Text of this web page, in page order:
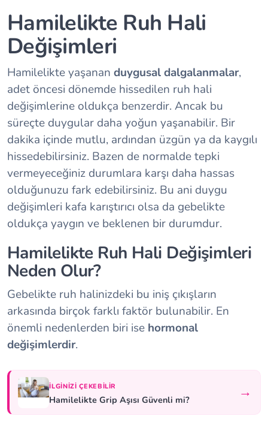
Hamilelikte Ruh Hali
Değişimleri
Hamilelikte yaşanan duygusal dalgalanmalar,
adet öncesi dönemde hissedilen ruh hali
değişimlerine oldukça benzerdir. Ancak bu
süreçte duygular daha yoğun yaşanabilir. Bir
dakika içinde mutlu, ardından üzgün ya da kaygılı
hissedebilirsiniz. Bazen de normalde tepki
vermeyeceğiniz durumlara karşı daha hassas
olduğunuzu fark edebilirsiniz. Bu ani duygu
değişimleri kafa karıştırıcı olsa da gebelikte
oldukça yaygın ve beklenen bir durumdur.
Hamilelikte Ruh Hali Değişimleri
Neden Olur?
Gebelikte ruh halinizdeki bu iniş çıkışların
arkasında birçok farklı faktör bulunabilir. En
önemli nedenlerden biri ise hormonal
değişimlerdir.
İLGINIZI ÇEKEBILIR
Hamilelikte Grip Aşısı Güvenli mi? →